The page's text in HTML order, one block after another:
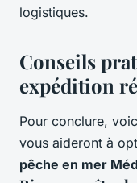
logistiques.
Conseils
expédition
Pour conclure,
vous aideront à
pêche en mer